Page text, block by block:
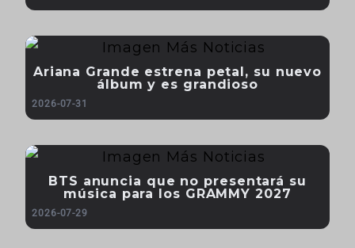
Ariana Grande estrena petal, su nuevo
álbum y es grandioso
2026-07-31
BTS anuncia que no presentará su
música para los GRAMMY 2027
2026-07-29